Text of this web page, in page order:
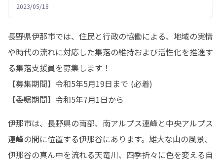
2023/05/18
長野県伊那市では、住民と行政の協働による、地域の実情
や時代の流れに対応した集落の維持および活性化を推進す
る集落支援員を募集します！
【募集期間】令和5年5月19日まで (必着)
【委嘱期間】令和5年7月1日から
伊那市は、長野県の南部、南アルプス連峰と中央アルプス
連峰の間に位置する伊那谷にあります。雄大な山の風景、
伊那谷の真ん中を流れる天竜川、四季折々に色を変える自